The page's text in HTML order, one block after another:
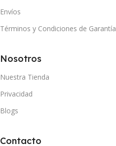
Envíos
Términos y Condiciones de Garantía
Nosotros
Nuestra Tienda
Privacidad
Blogs
Contacto